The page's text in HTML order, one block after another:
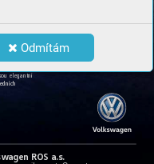
Odmítám
elegantní
ROS a.s.